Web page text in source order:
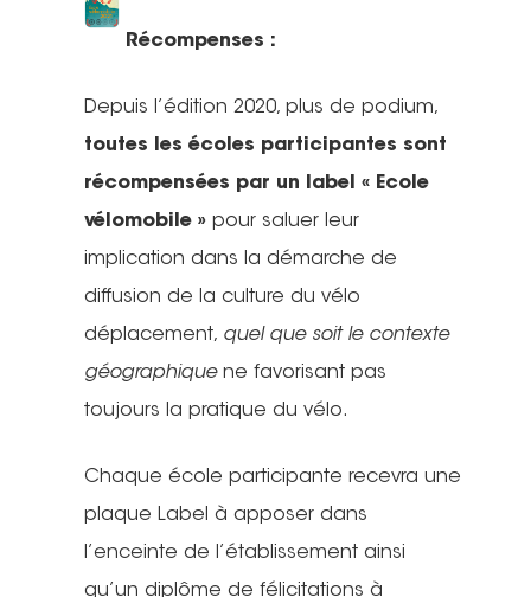
Récompenses :
Depuis l’édition 2020, plus de podium,
toutes les écoles participantes sont
récompensées par un label « Ecole
vélomobile » pour saluer leur
implication dans la démarche de
diffusion de la culture du vélo
déplacement, quel que soit le contexte
géographiquene favorisant pas
toujours la pratique du vélo.
Chaque école participante recevra une
plaque Label à apposer dans
l’enceinte de l’établissement ainsi
qu’un diplôme de félicitations à